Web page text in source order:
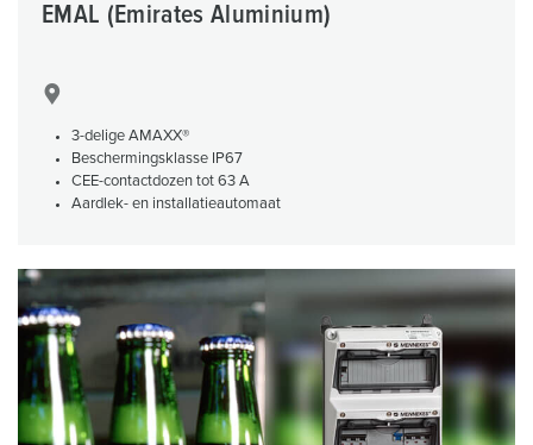
EMAL (Emirates Aluminium)
3-delige AMAXX®
Beschermingsklasse IP67
CEE-contactdozen tot 63 A
Aardlek- en installatieautomaat